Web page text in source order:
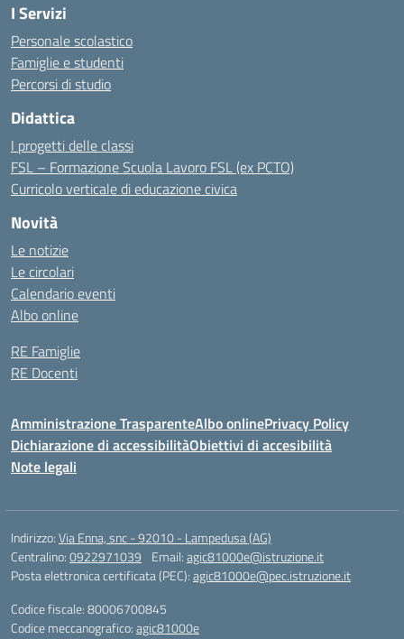
I Servizi
Personale scolastico
Famiglie e studenti
Percorsi di studio
Didattica
I progetti delle classi
FSL – Formazione Scuola Lavoro FSL (ex PCTO)
Curricolo verticale di educazione civica
Novità
Le notizie
Le circolari
Calendario eventi
Albo online
RE Famiglie
RE Docenti
Amministrazione TrasparenteAlbo onlinePrivacy Policy
Dichiarazione di accessibilitàObiettivi di accesibilità
Note legali
Indirizzo:Via Enna, snc - 92010 - Lampedusa (AG)
Centralino:0922971039 Email:agic81000e@istruzione.it
Posta elettronica certificata (PEC):agic81000e@pec.istruzione.it
Codice fiscale: 80006700845
Codice meccanografico:agic81000e